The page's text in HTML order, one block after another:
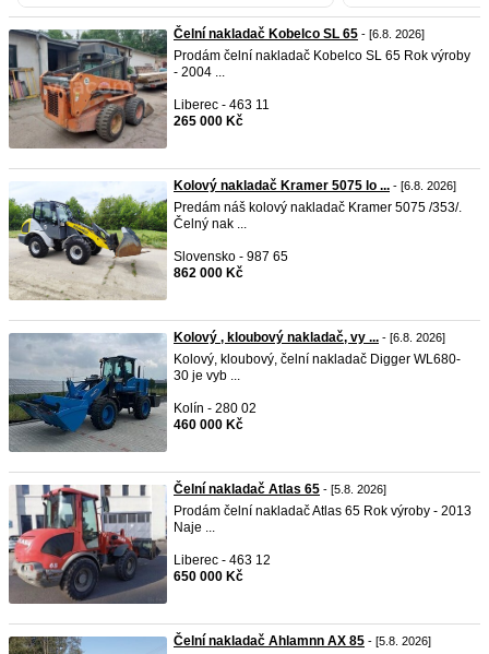
Čelní nakladač Kobelco SL 65 - [6.8. 2026]
Prodám čelní nakladač Kobelco SL 65 Rok výroby
- 2004 ...
Liberec - 463 11
265 000 Kč
Kolový nakladač Kramer 5075 lo ... - [6.8. 2026]
Predám náš kolový nakladač Kramer 5075 /353/.
Čelný nak ...
Slovensko - 987 65
862 000 Kč
Kolový , kloubový nakladač, vy ... - [6.8. 2026]
Kolový, kloubový, čelní nakladač Digger WL680-
30 je vyb ...
Kolín - 280 02
460 000 Kč
Čelní nakladač Atlas 65 - [5.8. 2026]
Prodám čelní nakladač Atlas 65 Rok výroby - 2013
Naje ...
Liberec - 463 12
650 000 Kč
Čelní nakladač Ahlamnn AX 85 - [5.8. 2026]